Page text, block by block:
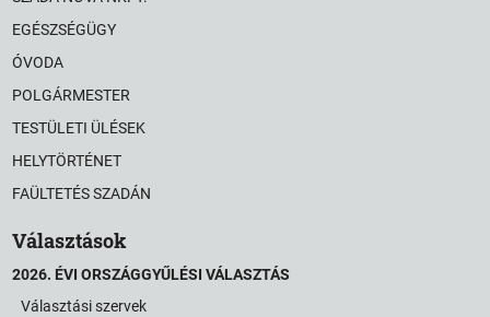
EGÉSZSÉGÜGY
ÓVODA
POLGÁRMESTER
TESTÜLETI ÜLÉSEK
HELYTÖRTÉNET
FAÜLTETÉS SZADÁN
Választások
2026. ÉVI ORSZÁGGYŰLÉSI VÁLASZTÁS
Választási szervek